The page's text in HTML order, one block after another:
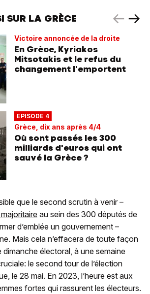
SUR LA GRÈCE
Victoire annoncée de la droite
En Grèce, Kyriakos
Mitsotakis et le refus du
changement l'emportent
EPISODE 4
Grèce, dix ans après 4/4
Où sont passés les 300
milliards d'euros qui ont
sauvé la Grèce ?
que le second scrutin à venir –
au sein des 300 députés de
d’emblée un gouvernement –
Mais cela n’effacera de toute façon
électoral, à une semaine
le second tour de l’élection
le 28 mai. En 2023, l’heure est aux
fortes qui rassurent les électeurs.